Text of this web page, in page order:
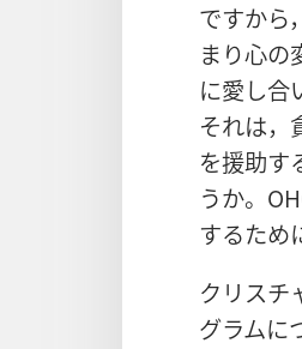
ですから
まり心の
に愛し合
それは，
を援助す
うか。
するため
クリスチ
グラムに